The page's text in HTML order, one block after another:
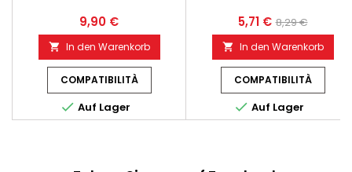
9,90 €
 In den Warenkorb
COMPATIBILITÀ
 Auf Lager
5,71 € 8,29 €
 In den Warenkorb
COMPATIBILITÀ
 Auf Lager